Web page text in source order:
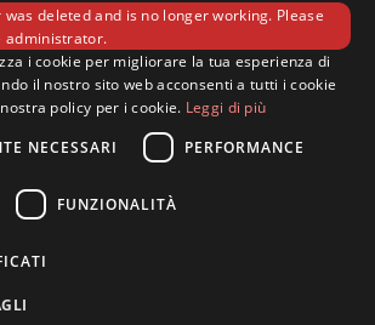
Retebusa APS © 2025 — Licenza
- Licenza SCF 16/5/22 — Licenza
N° 0012810 - Licenza Soundreef
– P.IVA 02784030229
Policy
was deleted and is no longer working. Please
administrator.
i cookie per migliorare la tua esperienza di
il nostro sito web acconsenti a tutti i cookie
policy per i cookie. Leggi di più
NECESSARI
PERFORMANCE
FUNZIONALITÀ